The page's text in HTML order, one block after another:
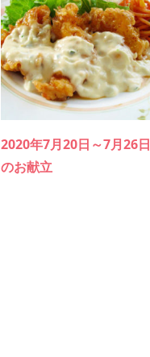
2020年7月20日～7月26日
のお献立